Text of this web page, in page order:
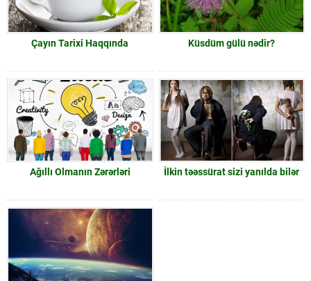
Çayın Tarixi Haqqında Küsdüm gülü nədir?
Ağıllı Olmanın Zərərləri İlkin təəssürat sizi yanılda bilər